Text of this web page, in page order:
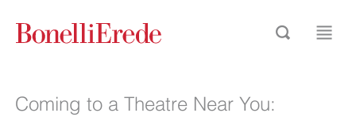
Coming to a Theatre Near You: